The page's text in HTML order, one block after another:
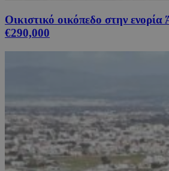
Οικιστικό οικόπεδο στην ενορία
€290,000